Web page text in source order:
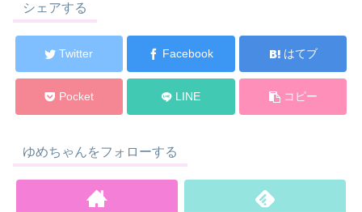
シェアする
Twitter Facebook はてブ
Pocket LINE コピー
ゆめちゃんをフォローする